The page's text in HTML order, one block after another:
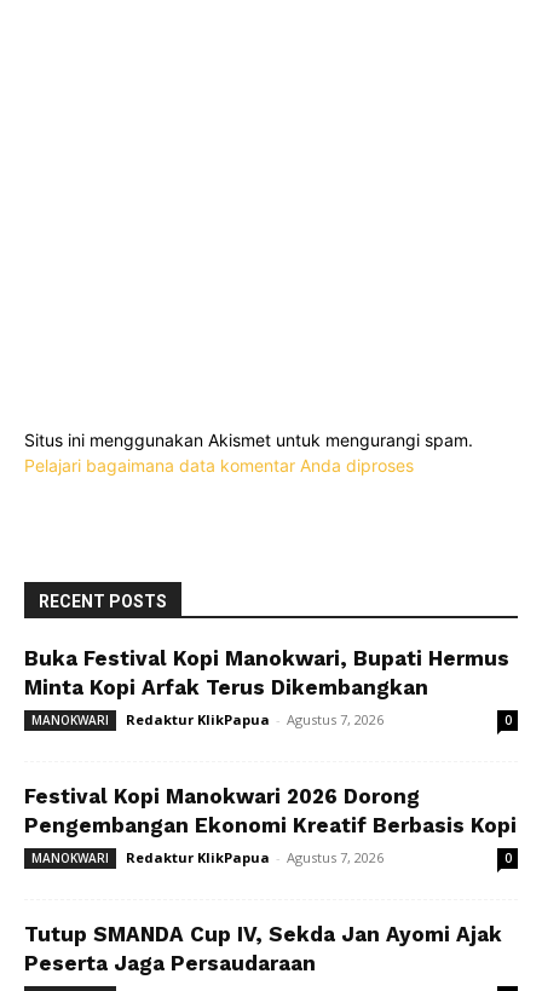
Situs ini menggunakan Akismet untuk mengurangi spam.
Pelajari bagaimana data komentar Anda diproses
RECENT POSTS
Buka Festival Kopi Manokwari, Bupati Hermus
Minta Kopi Arfak Terus Dikembangkan
MANOKWARI Redaktur KlikPapua - Agustus 7, 2026 0
Festival Kopi Manokwari 2026 Dorong
Pengembangan Ekonomi Kreatif Berbasis Kopi
MANOKWARI Redaktur KlikPapua - Agustus 7, 2026 0
Tutup SMANDA Cup IV, Sekda Jan Ayomi Ajak
Peserta Jaga Persaudaraan